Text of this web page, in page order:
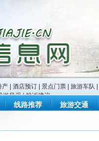
产 酒店预订 景点门票 旅游车队
游风采|投诉建议
线路推荐 旅游交通